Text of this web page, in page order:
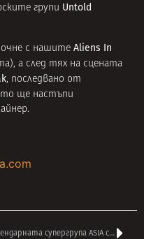
групи Untold
с нашите Aliens In
а след тях на сцената
, последвано от
ще настъпи
Легендарната супергрупа ASIA се завръща в нов състав